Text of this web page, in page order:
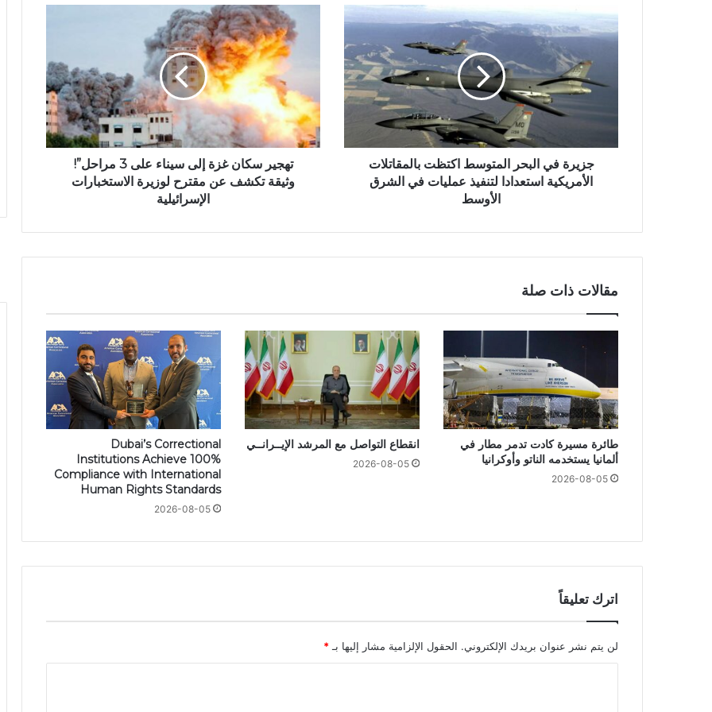
جزيرة في البحر المتوسط اكتظت بالمقاتلات
الأمريكية استعدادا لتنفيذ عمليات في الشرق
الأوسط
تهجير سكان غزة إلى سيناء على 3 مراحل”!
وثيقة تكشف عن مقترح لوزيرة الاستخبارات
الإسرائيلية
مقالات ذات صلة
طائرة مسيرة كادت تدمر مطار في
ألمانيا يستخدمه الناتو وأوكرانيا
2026-08-05
انقطاع التواصل مع المرشد الإيــرانــي
2026-08-05
Dubai’s Correctional
Institutions Achieve 100%
Compliance with International
Human Rights Standards
2026-08-05
اترك تعليقاً
لن يتم نشر عنوان بريدك الإلكتروني. الحقول الإلزامية مشار إليها بـ*